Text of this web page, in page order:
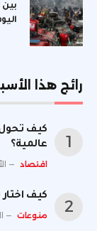
رائج هذا
كيف تحول
عالمية؟
اقتصاد
كيف
منوعات